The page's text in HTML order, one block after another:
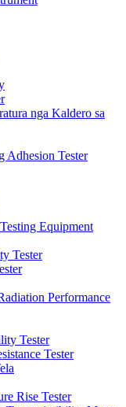
nga Kaldero sa
Adhesion Tester
Equipment
Tester
Performance
Tester
Tester
Rise Tester